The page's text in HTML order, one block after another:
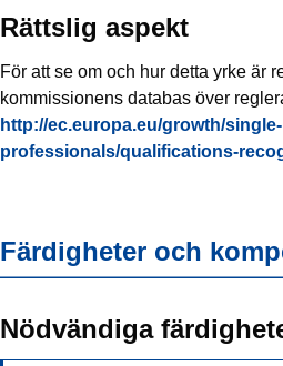
Rättslig aspekt
För att se om och hur detta yrke är
kommissionens databas över
http://ec.europa.eu/growth/
professionals/qualifications-
Färdigheter och
Nödvändiga